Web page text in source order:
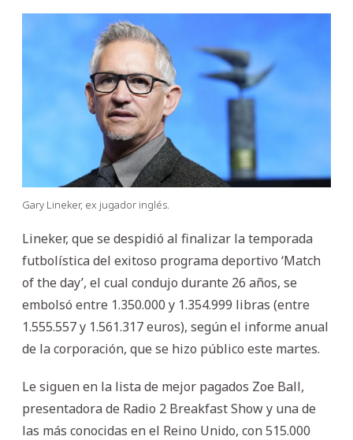
Gary Lineker, ex jugador inglés.
Lineker, que se despidió al finalizar la temporada
futbolística del exitoso programa deportivo ‘Match
of the day’, el cual condujo durante 26 años, se
embolsó entre 1.350.000 y 1.354.999 libras (entre
1.555.557 y 1.561.317 euros), según el informe anual
de la corporación, que se hizo público este martes.
Le siguen en la lista de mejor pagados Zoe Ball,
presentadora de Radio 2 Breakfast Show y una de
las más conocidas en el Reino Unido, con 515.000